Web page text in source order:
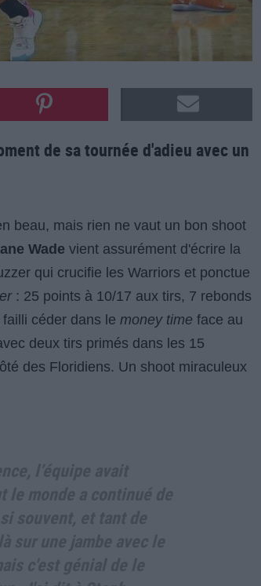
de sa tournée d'adieu avec un
beau, mais rien ne vaut un bon shoot
Wade vient assurément d'écrire la
qui crucifie les Warriors et ponctue
: 25 points à 10/17 aux tirs, 7 rebonds
céder dans le money time face au
deux tirs primés dans les 15
des Floridiens. Un shoot miraculeux